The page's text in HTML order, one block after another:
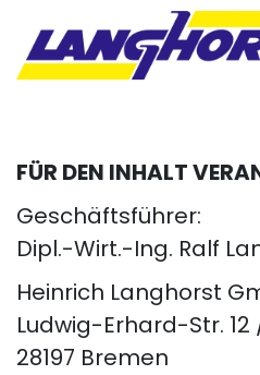
FÜR DEN INHALT
Geschäftsführer:
Dipl.-Wirt.-Ing. Ralf
Heinrich Langhorst
Ludwig-Erhard-Str. 12
28197 Bremen